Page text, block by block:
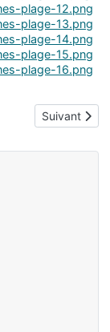
Article
Suivant